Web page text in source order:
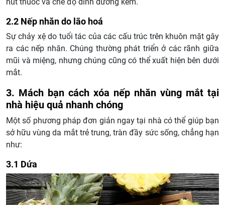
2.2 Nếp nhăn do lão hoá
Sự chảy xệ do tuổi tác của các cấu trúc trên khuôn mặt gây
ra các nếp nhăn. Chúng thường phát triển ở các rãnh giữa
mũi và miệng, nhưng chúng cũng có thể xuất hiện bên dưới
mắt.
3. Mách bạn cách xóa nếp nhăn vùng mắt tại
nhà hiệu quả nhanh chóng
Một số phương pháp đơn giản ngay tại nhà có thể giúp bạn
sở hữu vùng da mắt trẻ trung, tràn đầy sức sống, chẳng hạn
như:
3.1 Dứa